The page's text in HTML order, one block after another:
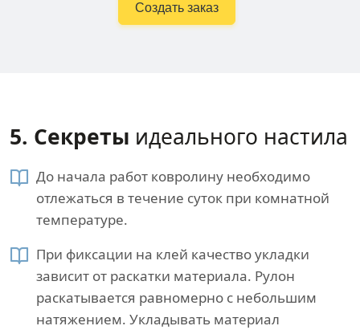
Создать заказ
5. Секреты​ идеального настила
До начала работ ковролину необходимо
отлежаться в течение суток при комнатной
температуре.
При фиксации на клей качество укладки
зависит от раскатки материала. Рулон
раскатывается равномерно с небольшим
натяжением. Укладывать материал